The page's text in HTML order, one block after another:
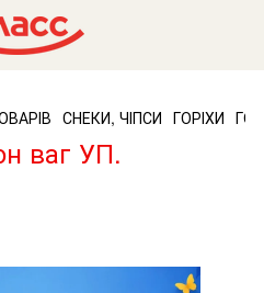
СНЕКИ, ЧІПСИ ГОРІХИ
ваг УП.